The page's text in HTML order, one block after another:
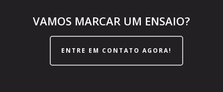
VAMOS MARCAR UM ENSAIO?
ENTRE EM CONTATO AGORA!